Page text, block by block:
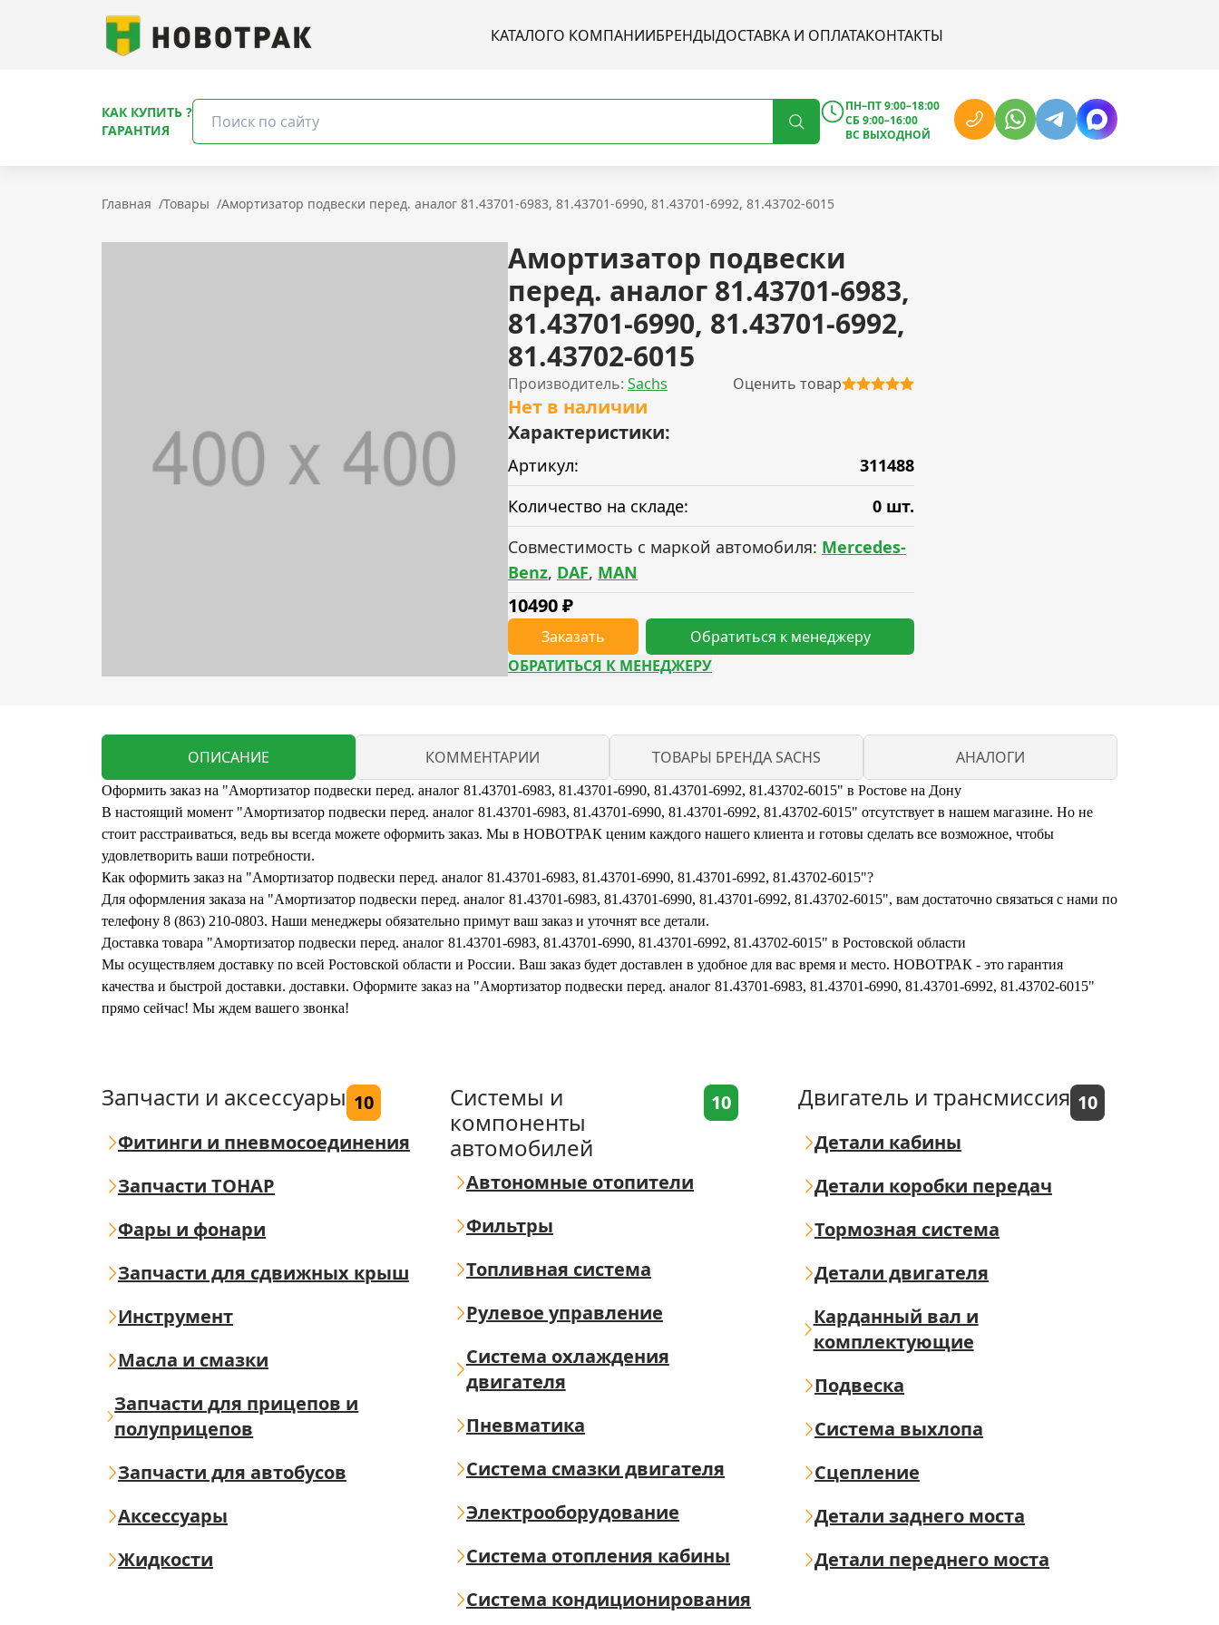
КАТАЛОГО КОМПАНИИБРЕНДЫДОСТАВКА И ОПЛАТАКОНТАКТЫ
КАК КУПИТЬ ?
ГАРАНТИЯ
ПН–ПТ 9:00–18:00
СБ 9:00–16:00
ВС ВЫХОДНОЙ
Главная /Товары /Амортизатор подвески перед. аналог 81.43701-6983, 81.43701-6990, 81.43701-6992, 81.43702-6015
Амортизатор подвески
перед. аналог 81.43701-6983,
81.43701-6990, 81.43701-6992,
81.43702-6015
Производитель: Sachs Оценить товар
Нет в наличии
Характеристики:
Артикул:
311488
Количество на складе:
0 шт.
Совместимость с маркой автомобиля: Mercedes-
Benz, DAF, MAN
10490₽
Заказать
Обратиться к менеджеру
ОБРАТИТЬСЯ К МЕНЕДЖЕРУ
ОПИСАНИЕ КОММЕНТАРИИ ТОВАРЫ БРЕНДА SACHS АНАЛОГИ
Оформить заказ на "Амортизатор подвески перед. аналог 81.43701-6983, 81.43701-6990, 81.43701-6992, 81.43702-6015" в Ростове на Дону
В настоящий момент "Амортизатор подвески перед. аналог 81.43701-6983, 81.43701-6990, 81.43701-6992, 81.43702-6015" отсутствует в нашем магазине. Но не
стоит расстраиваться, ведь вы всегда можете оформить заказ. Мы в НОВОТРАК ценим каждого нашего клиента и готовы сделать все возможное, чтобы
удовлетворить ваши потребности.
Как оформить заказ на "Амортизатор подвески перед. аналог 81.43701-6983, 81.43701-6990, 81.43701-6992, 81.43702-6015"?
Для оформления заказа на "Амортизатор подвески перед. аналог 81.43701-6983, 81.43701-6990, 81.43701-6992, 81.43702-6015", вам достаточно связаться с нами по
телефону 8 (863) 210-0803. Наши менеджеры обязательно примут ваш заказ и уточнят все детали.
Доставка товара "Амортизатор подвески перед. аналог 81.43701-6983, 81.43701-6990, 81.43701-6992, 81.43702-6015" в Ростовской области
Мы осуществляем доставку по всей Ростовской области и России. Ваш заказ будет доставлен в удобное для вас время и место. НОВОТРАК - это гарантия
качества и быстрой доставки. доставки. Оформите заказ на "Амортизатор подвески перед. аналог 81.43701-6983, 81.43701-6990, 81.43701-6992, 81.43702-6015"
прямо сейчас! Мы ждем вашего звонка!
Запчасти и аксессуары 10
Фитинги и пневмосоединения
Запчасти ТОНАР
Фары и фонари
Запчасти для сдвижных крыш
Инструмент
Масла и смазки
Запчасти для прицепов и
полуприцепов
Запчасти для автобусов
Аксессуары
Жидкости
Системы и
компоненты
автомобилей
10
Автономные отопители
Фильтры
Топливная система
Рулевое управление
Система охлаждения
двигателя
Пневматика
Система смазки двигателя
Электрооборудование
Система отопления кабины
Система кондиционирования
Двигатель и трансмиссия 10
Детали кабины
Детали коробки передач
Тормозная система
Детали двигателя
Карданный вал и
комплектующие
Подвеска
Система выхлопа
Сцепление
Детали заднего моста
Детали переднего моста